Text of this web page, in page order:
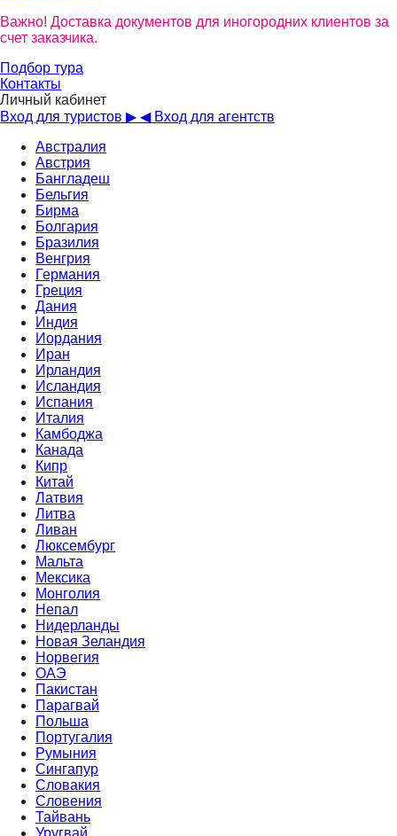
Важно! Доставка документов для иногородних клиентов за
счет заказчика.
Подбор тура
Контакты
Личный кабинет
Вход для туристов ▶ ◀ Вход для агентств
Австралия
Австрия
Бангладеш
Бельгия
Бирма
Болгария
Бразилия
Венгрия
Германия
Греция
Дания
Индия
Иордания
Иран
Ирландия
Исландия
Испания
Италия
Камбоджа
Канада
Кипр
Китай
Латвия
Литва
Ливан
Люксембург
Мальта
Мексика
Монголия
Непал
Нидерланды
Новая Зеландия
Норвегия
ОАЭ
Пакистан
Парагвай
Польша
Португалия
Румыния
Сингапур
Словакия
Словения
Тайвань
Уругвай